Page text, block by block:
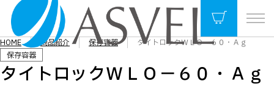
HOME 商品紹介 保存容器
タイトロックＷＬＯ－６０・Ａｇ
保存容器
タイトロックＷＬＯ－６０・Ａｇ